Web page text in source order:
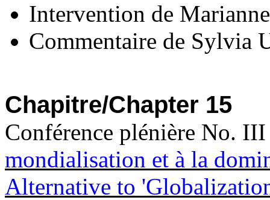
Intervention de
Commentaire de Sylvia
Chapitre/Chapter 15
Conférence plénière No.
mondialisation et à la
Alternative to